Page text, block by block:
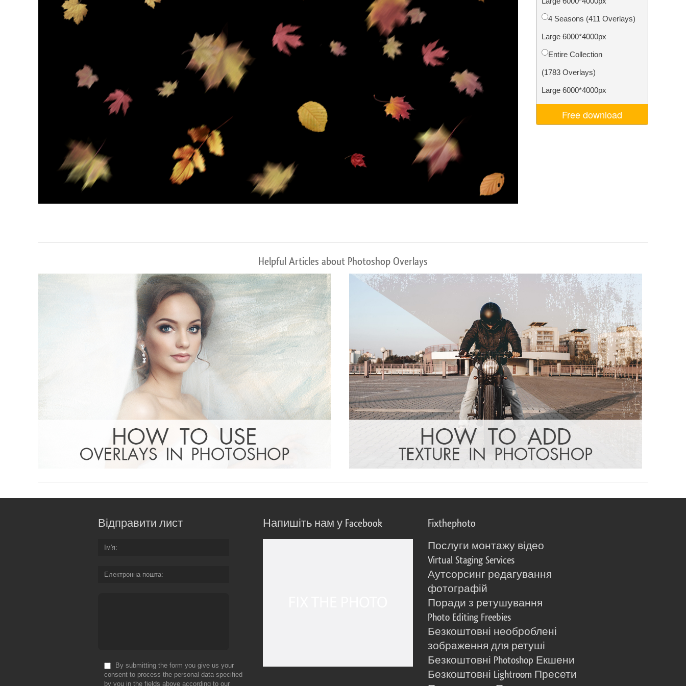
Редагування фото
ювелірних виробів
Дані для навчання ШІ
4 Seasons (411 Overlays)
Large 6000*4000px
Entire Collection
(1783 Overlays)
Large 6000*4000px
Free download
Helpful Articles about Photoshop Overlays
Відправити лист
Ім'я
Електронна пошта
By submitting the form you give us your
consent to process the personal data specified
by you in the fields above according to our
Напишіть нам у Facebook Fixthephoto
Послуги монтажу відео
Virtual Staging Services
Аутсорсинг редагування
фотографій
Поради з ретушування
Photo Editing Freebies
Безкоштовні необроблені
зображення для ретуші
Безкоштовні Photoshop Екшени
Безкоштовні Lightroom Пресети